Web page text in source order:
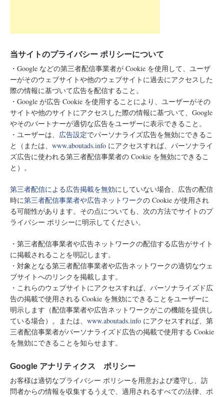
当サイトのプライバシー ポリシーについて
・Google などの第三者配信事業者が Cookie を使用して、ユーザ
ーがそのウェブサイトや他のウェブサイトに過去にアクセスした
際の情報に基づいて広告を配信すること。
・Google が広告 Cookie を使用することにより、ユーザーがその
サイトや他のサイトにアクセスした際の情報に基づいて、Google
やそのパートナーが適切な広告をユーザーに表示できること。
・ユーザーは、 広告設定でパーソナライズ広告を無効にできるこ
と（または、 www.aboutads.info にアクセスすれば、パーソナライ
ズ広告に使われる第三者配信事業者の Cookie を無効にできるこ
と）。
第三者配信による広告掲載を無効にしていない場合、広告の配信
時に第三者配信事業者や広告ネットワークの Cookie が使用され
る可能性があります。その点についても、次の方法でサイトのプ
ライバシー ポリシーに明示してください。
・第三者配信事業者や広告ネットワークの配信する広告がサイト
に掲載されることを明記します。
・対象となる第三者配信事業者や広告ネットワークの適切なウェ
ブサイトへのリンクを掲載します。
・これらのウェブサイトにアクセスすれば、パーソナライズド広
告の掲載で使用される Cookie を無効にできることをユーザーに
明示します（配信事業者や広告ネットワークがこの機能を提供し
ている場合）。または、 www.aboutads.info にアクセスすれば、第
三者配信事業者がパーソナライズド広告の掲載で使用する Cookie
を無効にできることを知らせます。
Google アナリティクス ポリシー
お客様は適切なプライバシー ポリシーを用意および遵守し、訪
問者からの情報を収集するうえで、適用されるすべての法律、ポ